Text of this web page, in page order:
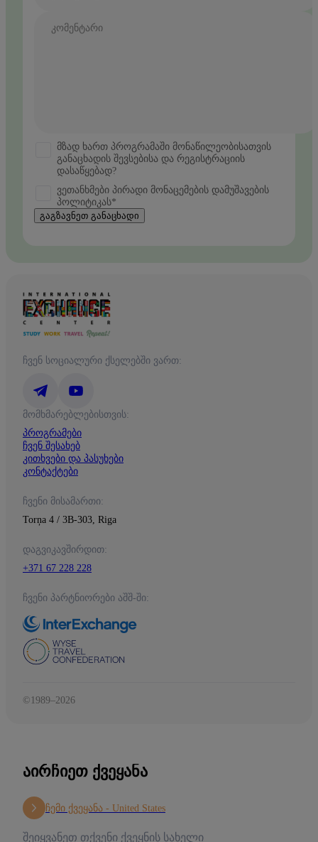
კომენტარი
მზად ხართ პროგრამაში მონაწილეობისათვის
განაცხადის შევსებისა და რეგისტრაციის
დასაწყებად?
ვეთანხმები პირადი მონაცემების დამუშავების
პოლიტიკას*
გაგზავნეთ განაცხადი
ჩვენ სოციალური ქსელებში ვართ:
მომხმარებლებისთვის:
პროგრამები
ჩვენ შესახებ
კითხვები და პასუხები
კონტაქტები
ჩვენი მისამართი:
Torņa 4 / 3B-303, Riga
დაგვიკავშირდით:
+371 67 228 228
ჩვენი პარტნიორები აშშ-ში:
©1989–2026
ᲐᲘᲠᲩᲘᲔᲗ ᲥᲕᲔᲧᲐᲜᲐ
ჩემი ქვეყანა - United States
შეიყვანეთ თქვენი ქვეყნის სახელი